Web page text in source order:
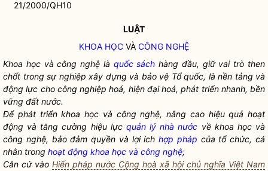
21/2000/QH10
LUẬT
KHOA HỌC VÀ CÔNG NGHỆ
Khoa học và công nghệ là quốc sách hàng đầu, giữ vai trò then
chốt trong sự nghiệp xây dựng và bảo vệ Tổ quốc, là nền tảng và
động lực cho công nghiệp hoá, hiện đại hoá, phát triển nhanh, bền
vững đất nước.
Để phát triển khoa học và công nghệ, nâng cao hiệu quả hoạt
động và tăng cường hiệu lực quản lý nhà nước về khoa học và
công nghệ, bảo đảm quyền và lợi íchhợp pháp của tổ chức, cá
nhân trong hoạt động khoa học và công nghệ;
Căn cứ vào Hiến pháp nước Cộng hoà xã hội chủ nghĩa Việt Nam